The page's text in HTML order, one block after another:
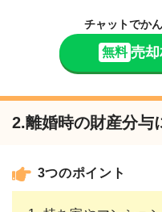
チャットでか
無料 売
2.離婚時の財産分与
3つのポイント